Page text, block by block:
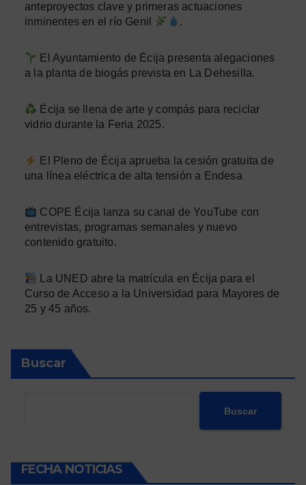
anteproyectos clave y primeras actuaciones
inminentes en el río Genil
.
El Ayuntamiento de Écija presenta alegaciones
a la planta de biogás prevista en La Dehesilla.
Écija se llena de arte y compás para reciclar
vidrio durante la Feria 2025.
El Pleno de Écija aprueba la cesión gratuita de
una línea eléctrica de alta tensión a Endesa
COPE Écija lanza su canal de YouTube con
entrevistas, programas semanales y nuevo
contenido gratuito.
La UNED abre la matrícula en Écija para el
Curso de Acceso a la Universidad para Mayores de
25 y 45 años.
Buscar
Buscar
FECHA NOTICIAS